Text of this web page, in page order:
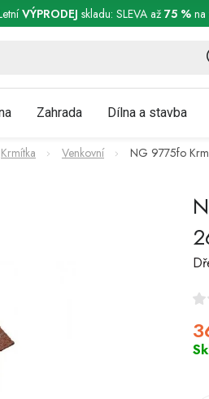
Podmínky ochrany osobních
VÝPRODEJ skladu: SLEVA až 75 %na
Zahrada Dílna a stavba
Krmítka Venkovní NG 9775fo